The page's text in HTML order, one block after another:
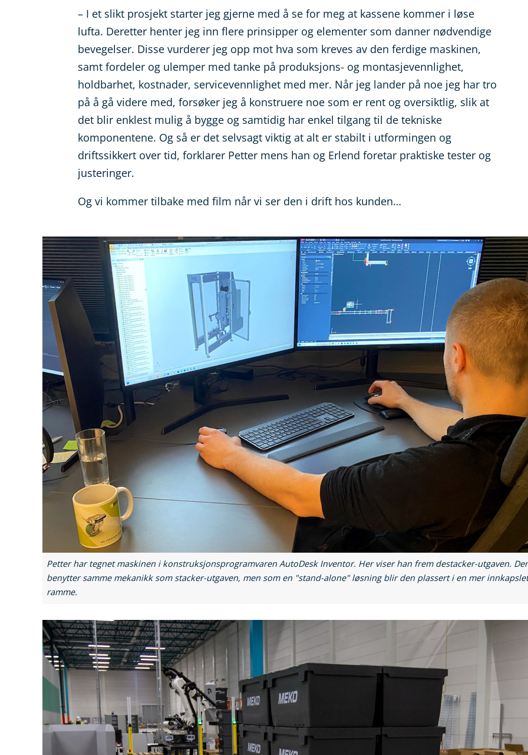
– I et slikt prosjekt starter jeg gjerne med å se for meg at kassene kommer i løse
lufta. Deretter henter jeg inn flere prinsipper og elementer som danner nødvendige
bevegelser. Disse vurderer jeg opp mot hva som kreves av den ferdige maskinen,
samt fordeler og ulemper med tanke på produksjons- og montasjevennlighet,
holdbarhet, kostnader, servicevennlighet med mer. Når jeg lander på noe jeg har tro
på å gå videre med, forsøker jeg å konstruere noe som er rent og oversiktlig, slik at
det blir enklest mulig å bygge og samtidig har enkel tilgang til de tekniske
komponentene. Og så er det selvsagt viktig at alt er stabilt i utformingen og
driftssikkert over tid, forklarer Petter mens han og Erlend foretar praktiske tester og
justeringer.
Og vi kommer tilbake med film når vi ser den i drift hos kunden…
Petter har tegnet maskinen i konstruksjonsprogramvaren AutoDesk Inventor. Her viser han frem destacker-utgaven.
benytter samme mekanikk som stacker-utgaven, men som en "stand-alone" løsning blir den plassert i en mer
ramme.